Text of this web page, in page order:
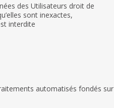
des Utilisateurs droit de
sont inexactes,
interdite
automatisés fondés sur